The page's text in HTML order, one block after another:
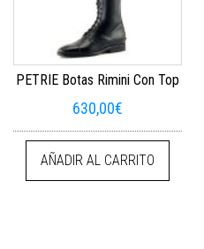
PETRIE Botas Rimini Con Top
630,00€
AÑADIR AL CARRITO